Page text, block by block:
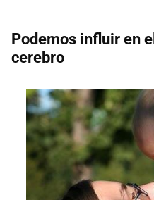
Podemos influir en
cerebro